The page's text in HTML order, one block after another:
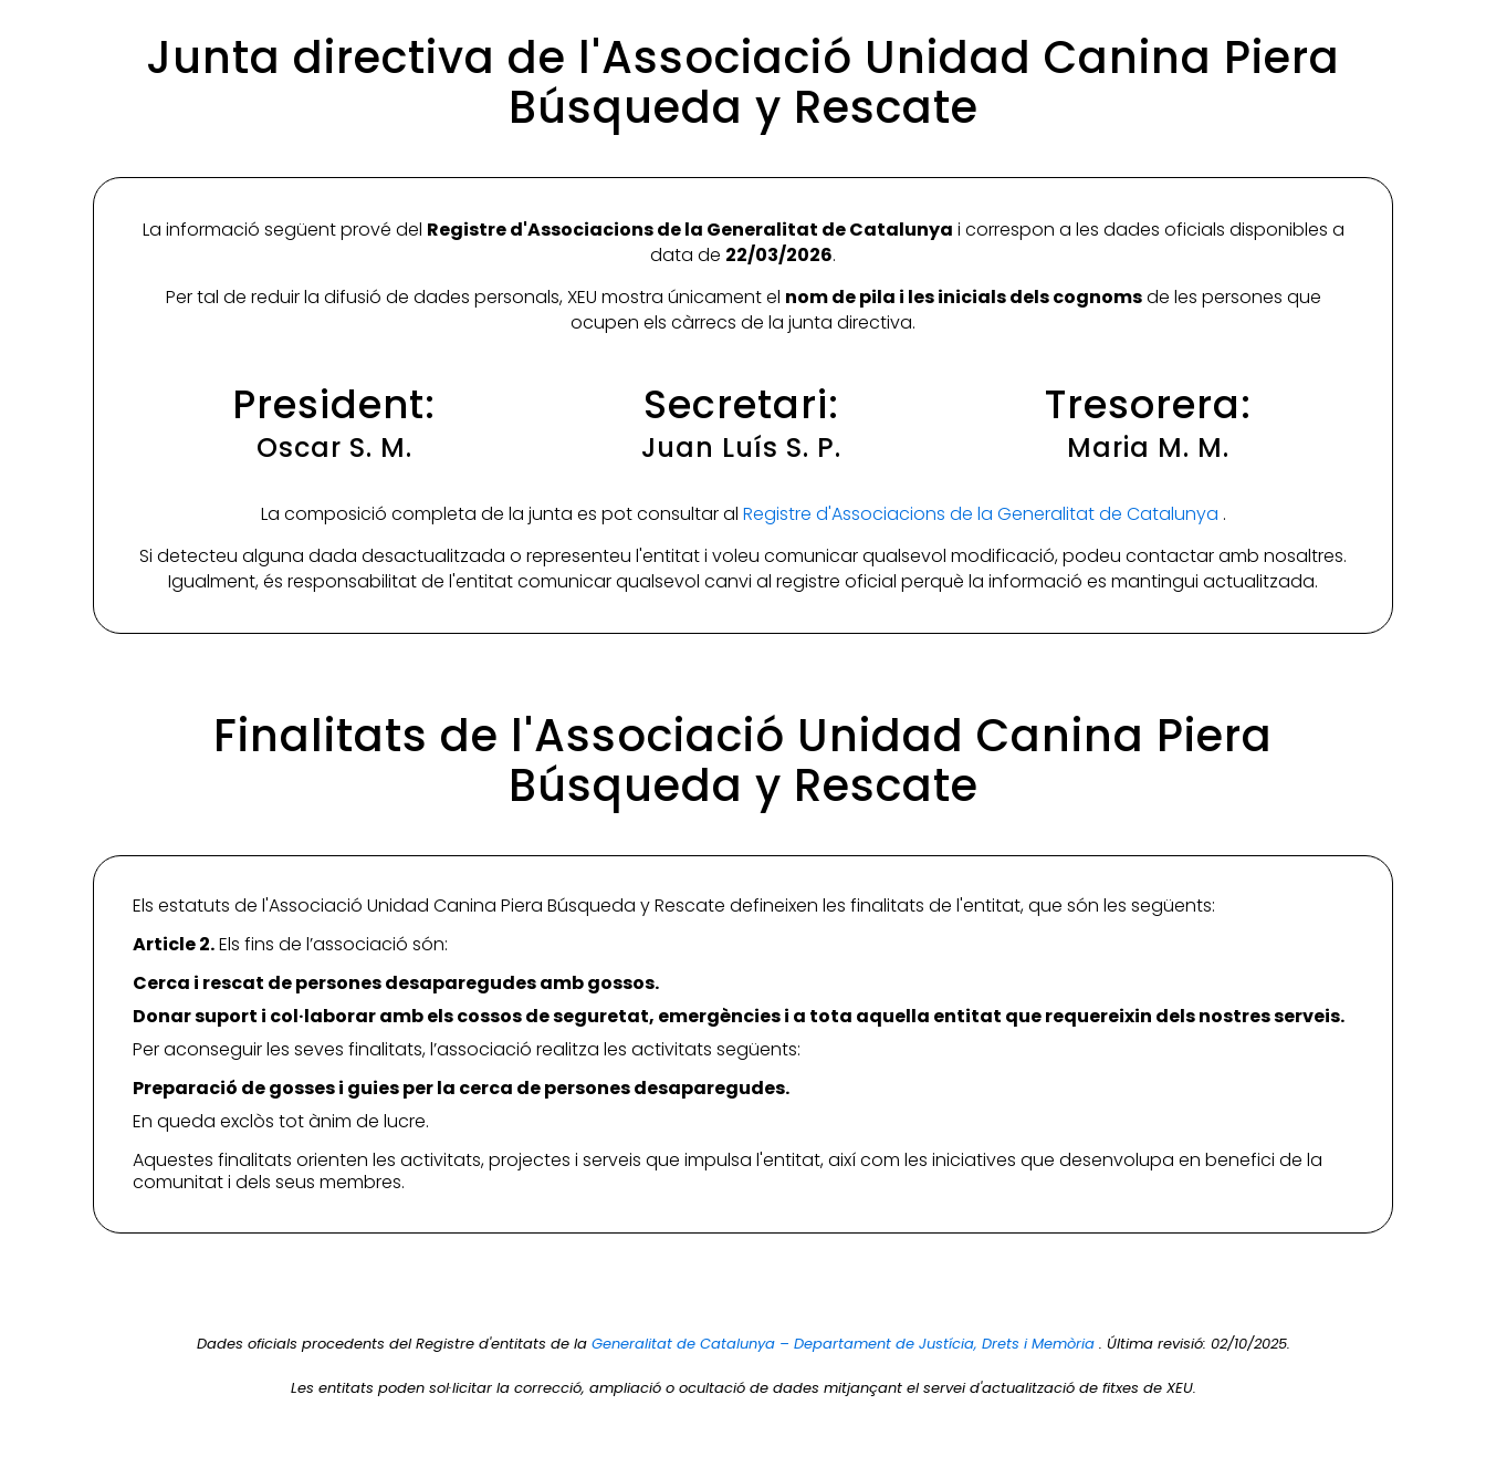
Junta directiva de l'Associació Unidad Canina Piera
Búsqueda y Rescate
La informació següent prové del Registre d'Associacions de la Generalitat de Catalunya i correspon a les dades oficials disponibles a
data de 22/03/2026.
Per tal de reduir la difusió de dades personals, XEU mostra únicament el nom de pila i les inicials dels cognomsde les persones que
ocupen els càrrecs de la junta directiva.
President:
Oscar S. M.
Secretari:
Juan Luís S. P.
Tresorera:
Maria M. M.
La composició completa de la junta es pot consultar al Registre d'Associacions de la Generalitat de Catalunya .
Si detecteu alguna dada desactualitzada o representeu l'entitat i voleu comunicar qualsevol modificació, podeu contactar amb nosaltres.
Igualment, és responsabilitat de l'entitat comunicar qualsevol canvi al registre oficial perquè la informació es mantingui actualitzada.
Finalitats de l'Associació Unidad Canina Piera
Búsqueda y Rescate
Els estatuts de l'Associació Unidad Canina Piera Búsqueda y Rescate defineixen les finalitats de l'entitat, que són les següents:
Article 2.Els fins de l’associació són:
Cerca i rescat de persones desaparegudes amb gossos.
Donar suport i col·laborar amb els cossos de seguretat, emergències i a tota aquella entitat que requereixin dels nostres serveis.
Per aconseguir les seves finalitats, l’associació realitza les activitats següents:
Preparació de gosses i guies per la cerca de persones desaparegudes.
En queda exclòs tot ànim de lucre.
Aquestes finalitats orienten les activitats, projectes i serveis que impulsa l'entitat, així com les iniciatives que desenvolupa en benefici de la
comunitat i dels seus membres.
Dades oficials procedents del Registre d'entitats de la Generalitat de Catalunya – Departament de Justícia, Drets i Memòria . Última revisió: 02/10/2025.
Les entitats poden sol·licitar la correcció, ampliació o ocultació de dades mitjançant el servei d'actualització de fitxes de XEU.